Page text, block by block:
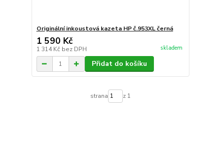
Originální inkoustová kazeta HP č.953XL černá
1 590 Kč
1 314 Kč bez DPH skladem
Přidat do košíku
strana z 1